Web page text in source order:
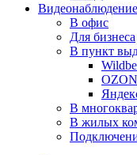
Видеонаблюдение
В офис
Для бизнеса
В пункт
OZON
В
В жилых